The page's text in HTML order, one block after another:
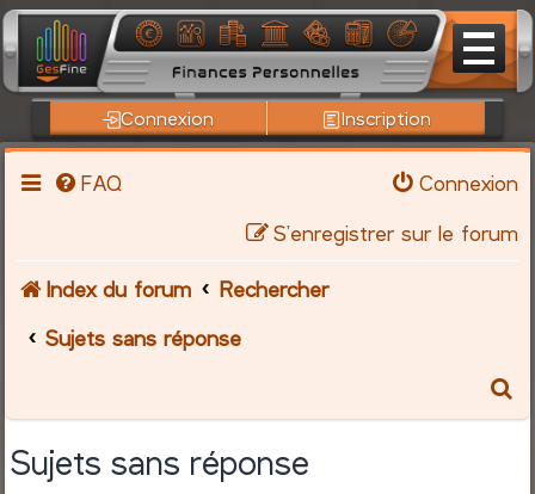
Connexion Inscription
FAQ
Connexion
S’enregistrer sur le forum
Index du forum
Rechercher
Sujets sans réponse
Sujets sans réponse